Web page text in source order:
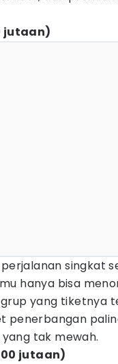
jutaan)
singkat
hanya bisa
yang tiketnya
penerbangan
tak mewah.
jutaan)